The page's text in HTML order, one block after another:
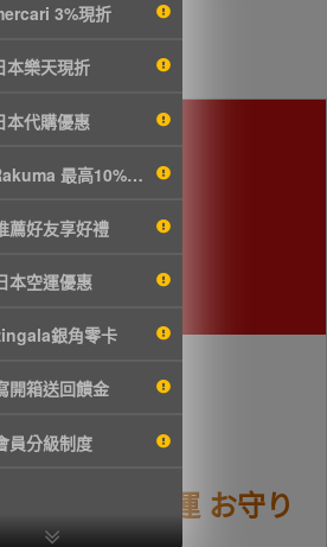
3%現折
本樂天現折
本代購優惠
最高10%現折
薦好友享好禮
本空運優惠
銀角零卡
開箱送回饋金
員分級制度
石 綺麗 金運 お守り